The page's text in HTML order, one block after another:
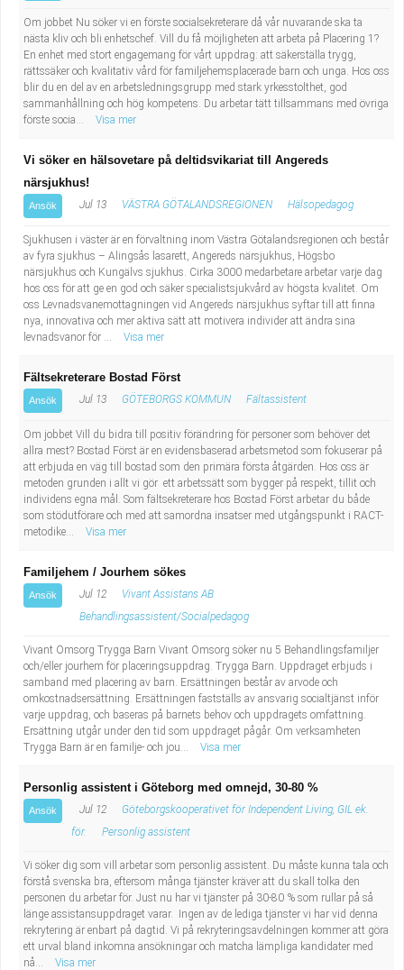
Om jobbet Nu söker vi en förste socialsekreterare då vår nuvarande ska ta
nästa kliv och bli enhetschef. Vill du få möjligheten att arbeta på Placering 1?
En enhet med stort engagemang för vårt uppdrag: att säkerställa trygg,
rättssäker och kvalitativ vård för familjehemsplacerade barn och unga. Hos oss
blir du en del av en arbetsledningsgrupp med stark yrkesstolthet, god
sammanhållning och hög kompetens. Du arbetar tätt tillsammans med övriga
förste socia...
Visa mer
Vi söker en hälsovetare på deltidsvikariat till Angereds
närsjukhus!
Ansök Jul 13 VÄSTRA GÖTALANDSREGIONEN Hälsopedagog
Sjukhusen i väster är en förvaltning inom Västra Götalandsregionen och består
av fyra sjukhus – Alingsås lasarett, Angereds närsjukhus, Högsbo
närsjukhus och Kungälvs sjukhus. Cirka 3000 medarbetare arbetar varje dag
hos oss för att ge en god och säker specialistsjukvård av högsta kvalitet. Om
oss Levnadsvanemottagningen vid Angereds närsjukhus syftar till att finna
nya, innovativa och mer aktiva sätt att motivera individer att ändra sina
levnadsvanor för ...
Visa mer
Fältsekreterare Bostad Först
Ansök Jul 13 GÖTEBORGS KOMMUN Fältassistent
Om jobbet Vill du bidra till positiv förändring för personer som behöver det
allra mest? Bostad Först är en evidensbaserad arbetsmetod som fokuserar på
att erbjuda en väg till bostad som den primära första åtgärden. Hos oss är
metoden grunden i allt vi gör ett arbetssätt som bygger på respekt, tillit och
individens egna mål. Som fältsekreterare hos Bostad Först arbetar du både
som stödutförare och med att samordna insatser med utgångspunkt i RACT-
metodike...
Visa mer
Familjehem / Jourhem sökes
Ansök Jul 12
Vivant Assistans AB
Behandlingsassistent/Socialpedagog
Vivant Omsorg Trygga Barn Vivant Omsorg söker nu 5 Behandlingsfamiljer
och/eller jourhem för placeringsuppdrag. Trygga Barn. Uppdraget erbjuds i
samband med placering av barn. Ersättningen består av arvode och
omkostnadsersättning. Ersättningen fastställs av ansvarig socialtjänst inför
varje uppdrag, och baseras på barnets behov och uppdragets omfattning.
Ersättning utgår under den tid som uppdraget pågår. Om verksamheten
Trygga Barn är en familje- och jou...
Visa mer
Personlig assistent i Göteborg med omnejd, 30-80 %
Ansök Jul 12
Göteborgskooperativet för Independent Living, GIL ek.
för.
Personlig assistent
Vi söker dig som vill arbetar som personlig assistent. Du måste kunna tala och
förstå svenska bra, eftersom många tjänster kräver att du skall tolka den
personen du arbetar för. Just nu har vi tjänster på 30-80 % som rullar på så
länge assistansuppdraget varar. Ingen av de lediga tjänster vi har vid denna
rekrytering är enbart på dagtid. Vi på rekryteringsavdelningen kommer att göra
ett urval bland inkomna ansökningar och matcha lämpliga kandidater med
nå...
Visa mer